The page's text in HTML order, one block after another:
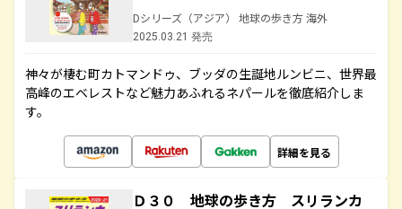
Dシリーズ（アジア） 地球の歩き方 海外
2025.03.21 発売
神々が棲む町カトマンドゥ、ブッダの生誕地ルンビニ、世界最
高峰のエベレストなど魅力あふれるネパールを徹底紹介しま
す。
詳細を見る
Ｄ３０ 地球の歩き方 スリランカ